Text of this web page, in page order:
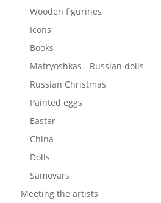
Wooden figurines
Icons
Books
Matryoshkas - Russian dolls
Russian Christmas
Painted eggs
Easter
China
Dolls
Samovars
Meeting the artists